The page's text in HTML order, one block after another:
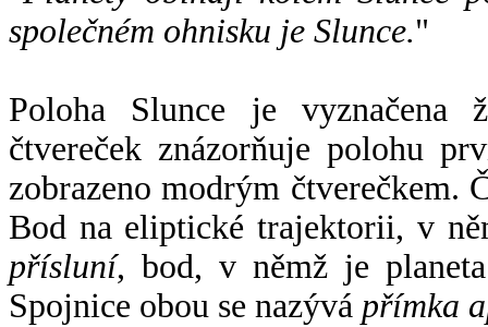
společném ohnisku je Slunce."
Poloha Slunce je vyznačena
čtvereček znázorňuje polohu
zobrazeno modrým čtverečkem.
Bod na eliptické trajektorii, v
přísluní, bod, v němž je
Spojnice obou se nazývá přímka